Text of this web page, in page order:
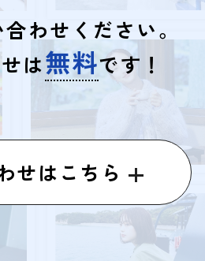
わせください。
は無料です！
せはこちら